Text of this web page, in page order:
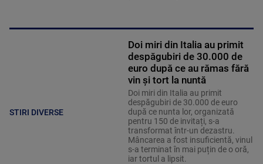
STIRI DIVERSE
Doi miri din Italia au primit
despăgubiri de 30.000 de
euro după ce au rămas fără
vin și tort la nuntă
Doi miri din Italia au primit
despăgubiri de 30.000 de euro
după ce nunta lor, organizată
pentru 150 de invitați, s-a
transformat într-un dezastru.
Mâncarea a fost insuficientă, vinul
s-a terminat în mai puțin de o oră,
iar tortul a lipsit.